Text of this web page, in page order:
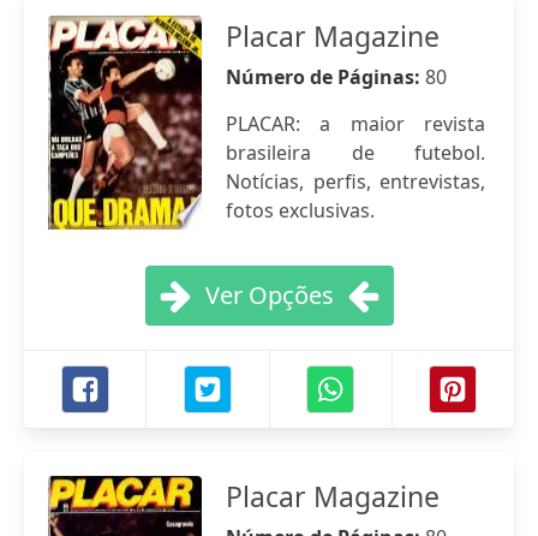
Placar Magazine
Número de Páginas: 80
PLACAR: a maior revista
brasileira de futebol.
Notícias, perfis, entrevistas,
fotos exclusivas.
Ver Opções
Placar Magazine